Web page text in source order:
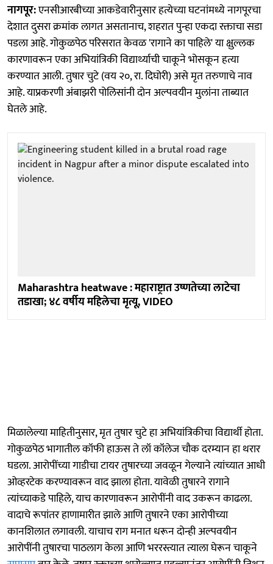
नागपूर:एनसीआरबीच्या आकडेवारीनुसार हत्येच्या घटनांमध्ये नागपूरचा
देशात दुसरा क्रमांक लागत असतानाच, शहरात पुन्हा एकदा रक्ताचा सडा
पडला आहे. गोकुळपेठ परिसरात केवळ 'रागाने का पाहिले' या क्षुल्लक
कारणावरून एका अभियांत्रिकी विद्यार्थ्याची चाकूने भोसकून हत्या
करण्यात आली. तुषार चुटे (वय २०, रा. दिघोरी) असे मृत तरुणाचे नाव
आहे. याप्रकरणी अंबाझरी पोलिसांनी दोन अल्पवयीन मुलांना ताब्यात
घेतले आहे.
Maharashtra heatwave : महाराष्ट्रात उष्णतेच्या लाटेचा
तडाखा; ४८ वर्षीय महिलेचा मृत्यू, VIDEO
मिळालेल्या माहितीनुसार, मृत तुषार चुटे हा अभियांत्रिकीचा विद्यार्थी होता.
गोकुळपेठ भागातील कॉफी हाऊस ते लॉ कॉलेज चौक दरम्यान हा थरार
घडला. आरोपींच्या गाडीचा टायर तुषारच्या जवळून गेल्याने त्यांच्यात आधी
ओव्हरटेक करण्यावरून वाद झाला होता. यावेळी तुषारने रागाने
त्यांच्याकडे पाहिले, याच कारणावरून आरोपींनी वाद उकरून काढला.
वादाचे रूपांतर हाणामारीत झाले आणि तुषारने एका आरोपीच्या
कानशिलात लगावली. याचाच राग मनात धरून दोन्ही अल्पवयीन
आरोपींनी तुषारचा पाठलाग केला आणि भररस्त्यात त्याला घेरून चाकूने